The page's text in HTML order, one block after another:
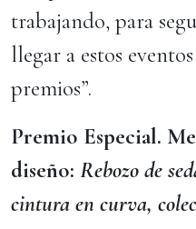
trabajando, para
llegar a estos
premios”.
Premio Especial.
diseño: Rebozo de
cintura en curva,